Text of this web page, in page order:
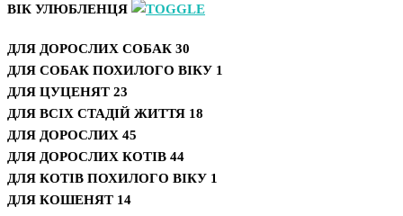
ВІК УЛЮБЛЕНЦЯ
ДЛЯ ДОРОСЛИХ СОБАК 30
ДЛЯ СОБАК ПОХИЛОГО ВІКУ 1
ДЛЯ ЦУЦЕНЯТ 23
ДЛЯ ВСІХ СТАДІЙ ЖИТТЯ 18
ДЛЯ ДОРОСЛИХ 45
ДЛЯ ДОРОСЛИХ КОТІВ 44
ДЛЯ КОТІВ ПОХИЛОГО ВІКУ 1
ДЛЯ КОШЕНЯТ 14